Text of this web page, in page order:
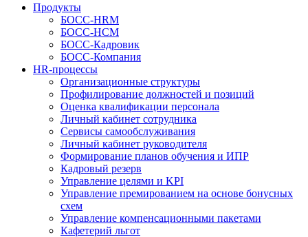
Продукты
БОСС-HRM
БОСС-HCM
БОСС-Кадровик
БОСС-Компания
HR-процессы
Организационные структуры
Профилирование должностей и позиций
Оценка квалификации персонала
Личный кабинет сотрудника
Сервисы самообслуживания
Личный кабинет руководителя
Формирование планов обучения и ИПР
Кадровый резерв
Управление целями и KPI
Управление премированием на основе бонусных
схем
Управление компенсационными пакетами
Кафетерий льгот